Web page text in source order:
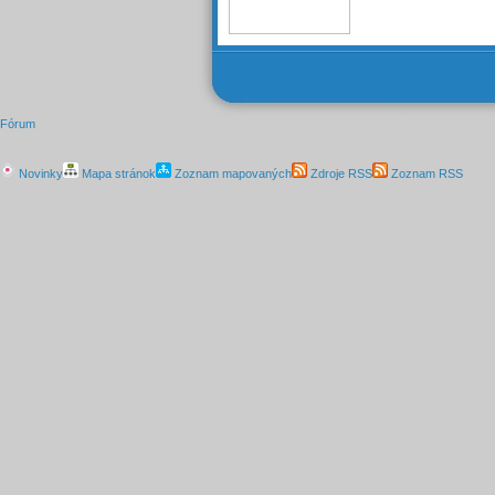
Fórum
Novinky Mapa stránok Zoznam mapovaných Zdroje RSS Zoznam RSS